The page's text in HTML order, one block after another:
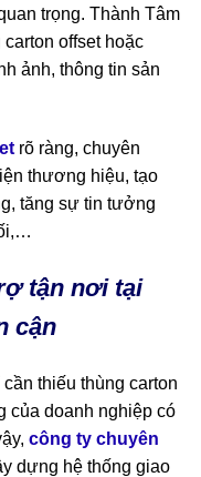
trọng. Thành Tâm
offset hoặc
ảnh, thông tin sản
rõ ràng, chuyên
thương hiệu, tạo
tăng sự tin tưởng
tận nơi tại
cận
thiếu thùng carton
của doanh nghiệp có
công ty chuyên
dựng hệ thống giao